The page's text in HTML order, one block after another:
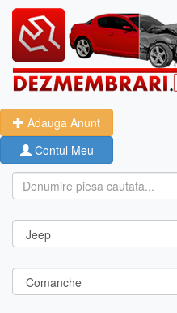
Adauga Anunt
Contul Meu